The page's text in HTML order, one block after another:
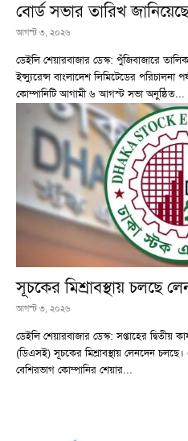
বোর্ড সভার তারিখ
আগস্ট ৩, ২০২৬
ডেইলি শেয়ারবাজার ডেস্ক: পুঁজিবাজারে
ইন্স্যুরেন্স বাংলাদেশ লিমিটেডের পরিচালনা
কোম্পানিটি আগামী ৬ আগস্ট সভা অনুষ্ঠিত...
সূচকের মিশ্রাবস্থায় চলছে
আগস্ট ৩, ২০২৬
ডেইলি শেয়ারবাজার ডেস্ক: সপ্তাহের ‍দ্বিতীয়
(ডিএসই) সূচকের মিশ্রাবস্থায় লেনদেন
বেশিরভাগ কোম্পানির শেয়ার...